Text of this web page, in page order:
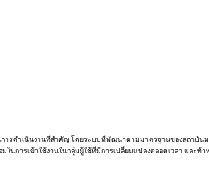
การดำเนินงานที่สำคัญ โดยระบบที่พัฒนาตามมาตรฐานของสถา
การเข้าใช้งานในกลุ่มผู้ใช้ที่มีการเปลี่ยนแปลงตลอดเวลา และ